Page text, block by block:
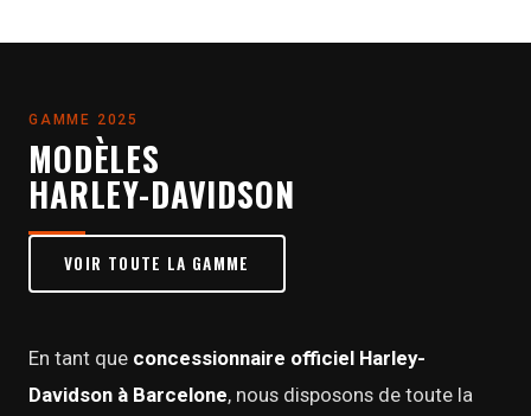
GAMME 2025
MODÈLES
HARLEY-DAVIDSON
VOIR TOUTE LA GAMME
En tant que concessionnaire officiel Harley-
Davidson à Barcelone, nous disposons de toute la